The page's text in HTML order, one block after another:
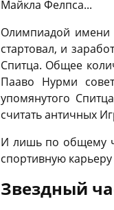
Майкла Фелпса...
Олимпиадой имени
стартовал, и
Спитца. Общее
Пааво Нурми
упомянутого
считать античных
И лишь по общему
спортивную карьеру
Звездный